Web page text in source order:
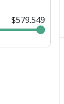
$579.549